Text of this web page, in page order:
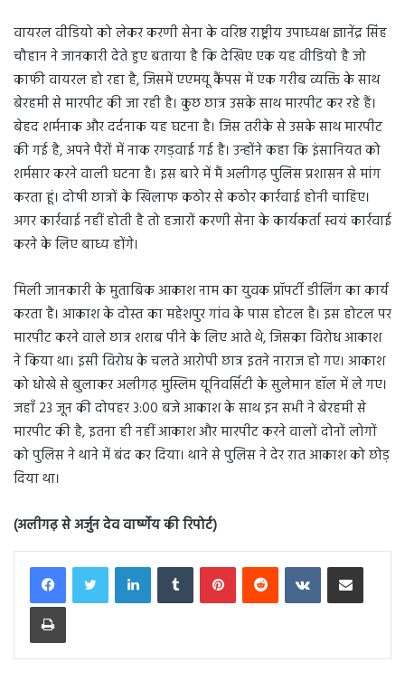
वायरल वीडियो को लेकर करणी सेना के वरिष्ठ राष्ट्रीय उपाध्यक्ष ज्ञानेंद्र सिंह
चौहान ने जानकारी देते हुए बताया है कि देखिए एक यह वीडियो है जो
काफी वायरल हो रहा है, जिसमें एएमयू कैंपस में एक गरीब व्यक्ति के साथ
बेरहमी से मारपीट की जा रही है। कुछ छात्र उसके साथ मारपीट कर रहे हैं।
बेहद शर्मनाक और दर्दनाक यह घटना है। जिस तरीके से उसके साथ मारपीट
की गई है, अपने पैरों में नाक रगड़वाई गई है। उन्होंने कहा कि इंसानियत को
शर्मसार करने वाली घटना है। इस बारे में मैं अलीगढ़ पुलिस प्रशासन से मांग
करता हूं। दोषी छात्रों के खिलाफ कठोर से कठोर कार्रवाई होनी चाहिए।
अगर कार्रवाई नहीं होती है तो हजारों करणी सेना के कार्यकर्ता स्वयं कार्रवाई
करने के लिए बाध्य होंगे।
मिली जानकारी के मुताबिक आकाश नाम का युवक प्रॉपर्टी डीलिंग का कार्य
करता है। आकाश के दोस्त का महेशपुर गांव के पास होटल है। इस होटल पर
मारपीट करने वाले छात्र शराब पीने के लिए आते थे, जिसका विरोध आकाश
ने किया था। इसी विरोध के चलते आरोपी छात्र इतने नाराज हो गए। आकाश
को धोखे से बुलाकर अलीगढ़ मुस्लिम यूनिवर्सिटी के सुलेमान हॉल में ले गए।
जहाँ 23 जून की दोपहर 3:00 बजे आकाश के साथ इन सभी ने बेरहमी से
मारपीट की है, इतना ही नहीं आकाश और मारपीट करने वालों दोनों लोगों
को पुलिस ने थाने में बंद कर दिया। थाने से पुलिस ने देर रात आकाश को छोड़
दिया था।
(अलीगढ़ से अर्जुन देव वार्ष्णेय की रिपोर्ट)
LinkedInTumblr PinterestReddit VKontakteShare via Email
Print